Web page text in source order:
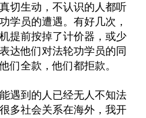
切生动，不认识的人都听
学员的遭遇。有好几次，
提前按掉了计价器，或少
达他们对法轮功学员的同
们全款，他们都拒款。
遇到的人已经无人不知法
多社会关系在海外，我开